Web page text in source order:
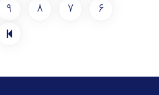
6
7
8
9